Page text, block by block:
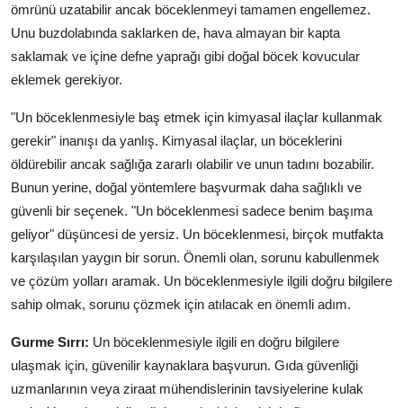
ömrünü uzatabilir ancak böceklenmeyi tamamen engellemez.
Unu buzdolabında saklarken de, hava almayan bir kapta
saklamak ve içine defne yaprağı gibi doğal böcek kovucular
eklemek gerekiyor.
"Un böceklenmesiyle baş etmek için kimyasal ilaçlar kullanmak
gerekir" inanışı da yanlış. Kimyasal ilaçlar, un böceklerini
öldürebilir ancak sağlığa zararlı olabilir ve unun tadını bozabilir.
Bunun yerine, doğal yöntemlere başvurmak daha sağlıklı ve
güvenli bir seçenek. "Un böceklenmesi sadece benim başıma
geliyor" düşüncesi de yersiz. Un böceklenmesi, birçok mutfakta
karşılaşılan yaygın bir sorun. Önemli olan, sorunu kabullenmek
ve çözüm yolları aramak. Un böceklenmesiyle ilgili doğru bilgilere
sahip olmak, sorunu çözmek için atılacak en önemli adım.
Gurme Sırrı: Un böceklenmesiyle ilgili en doğru bilgilere
ulaşmak için, güvenilir kaynaklara başvurun. Gıda güvenliği
uzmanlarının veya ziraat mühendislerinin tavsiyelerine kulak